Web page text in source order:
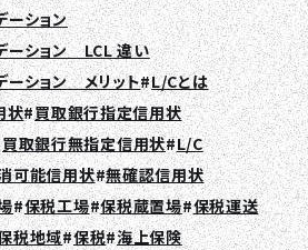
ーション
ーション LCL 違い
ーション メリット L/Cとは
状 買取銀行指定信用状
買取銀行無指定信用状 L/C
可能信用状 無確認信用状
保税工場 保税蔵置場 保税運送
税地域 保税 海上保険